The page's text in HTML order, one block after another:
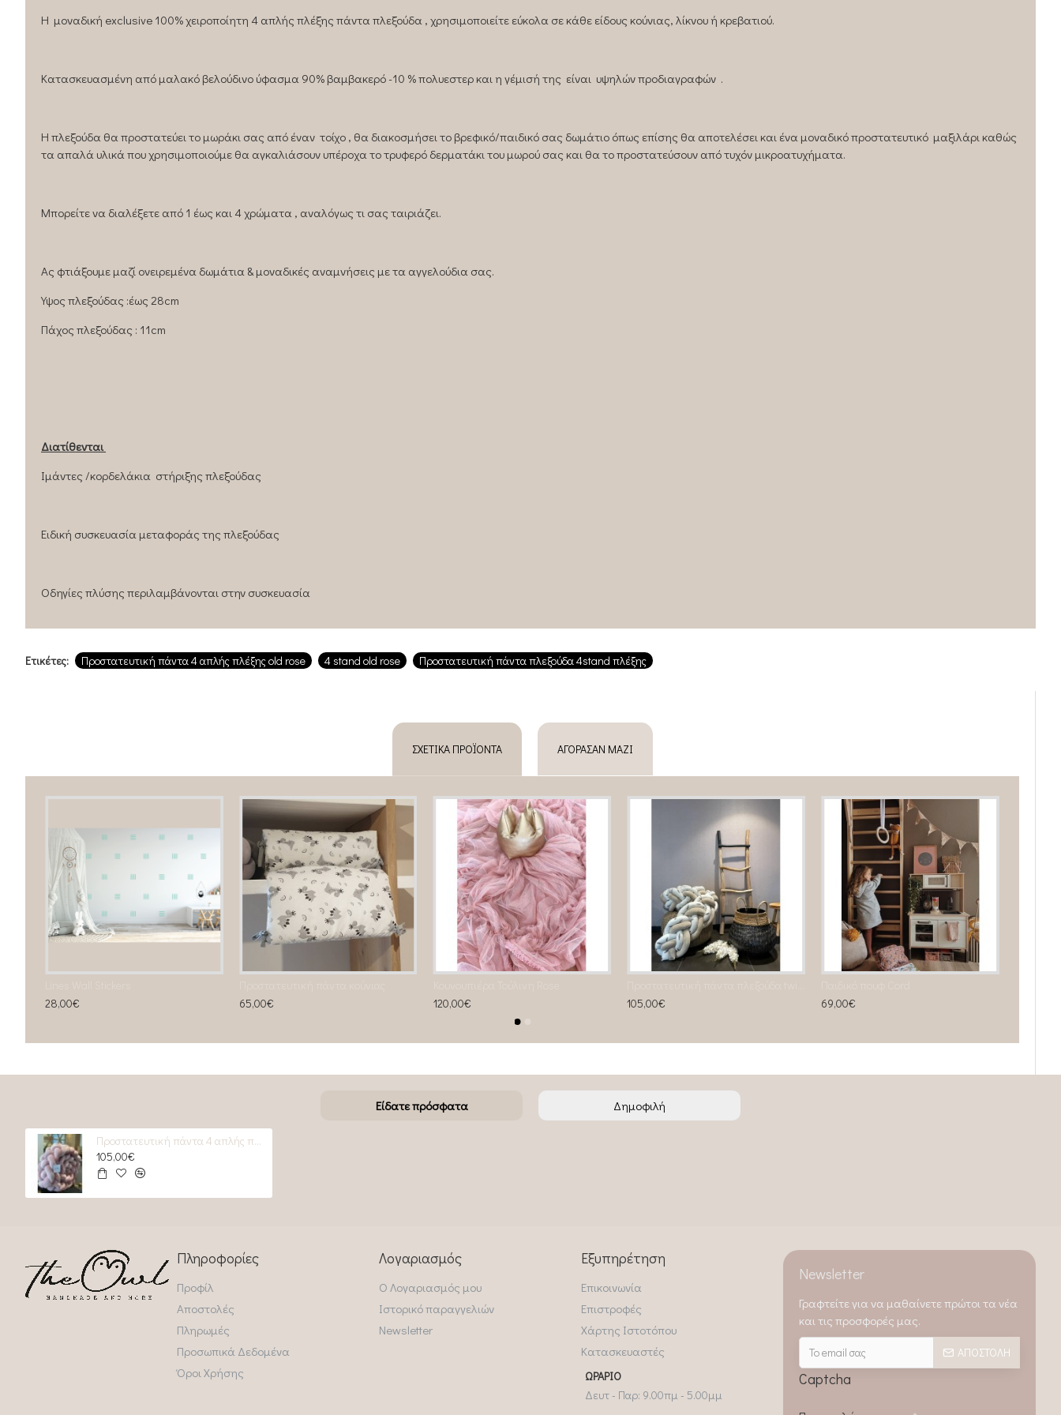
H μοναδική exclusive 100% χειροποίητη 4 απλής πλέξης πάντα πλεξούδα , χρησιμοποιείτε εύκολα σε κάθε είδους κούνιας, λίκνου ή κρεβατιού.
Κατασκευασμένη από μαλακό βελούδινο ύφασμα 90% βαμβακερό -10 % πολυεστερ και η γέμισή της είναι υψηλών προδιαγραφών .
Η πλεξούδα θα προστατεύει το μωράκι σας από έναν τοίχο , θα διακοσμήσει το βρεφικό/παιδικό σας δωμάτιο όπως επίσης θα αποτελέσει και ένα μοναδικό προστατευτικό μαξιλάρι καθώς
τα απαλά υλικά που χρησιμοποιούμε θα αγκαλιάσουν υπέροχα το τρυφερό δερματάκι του μωρού σας και θα το προστατεύσουν από τυχόν μικροατυχήματα.
Μπορείτε να διαλέξετε από 1 έως και 4 χρώματα , αναλόγως τι σας ταιριάζει.
Ας φτιάξουμε μαζί ονειρεμένα δωμάτια & μοναδικές αναμνήσεις με τα αγγελούδια σας.
Υψος πλεξούδας :έως 28cm
Πάχος πλεξούδας : 11cm
Διατίθενται
Ιμάντες /κορδελάκια στήριξης πλεξούδας
Ειδική συσκευασία μεταφοράς της πλεξούδας
Οδηγίες πλύσης περιλαμβάνονται στην συσκευασία
Ετικέτες: Προστατευτική πάντα 4 απλής πλέξης old rose 4 stand old rose Προστατευτική πάντα πλεξούδα 4stand πλέξης
ΣΧΕΤΙΚΆ ΠΡΟΪΌΝΤΑ ΑΓΌΡΑΣΑΝ ΜΑΖΊ
28,00€
65,00€
120,00€
105,00€
69,00€
Είδατε πρόσφατα Δημοφιλή
Προστατευτική πάντα 4 απλής πλέξης old rose
105,00€
Πληροφορίες
Προφίλ
Αποστολές
Πληρωμές
Προσωπικά Δεδομένα
Όροι Χρήσης
Λογαριασμός
Ο Λογαριασμός μου
Ιστορικό παραγγελιών
Newsletter
Εξυπηρέτηση
Επικοινωνία
Επιστροφές
Χάρτης Ιστοτόπου
Κατασκευαστές
ΩΡΆΡΙΟ
Δευτ - Παρ: 9.00πμ - 5.00μμ
Newsletter
Γραφτείτε για να μαθαίνετε πρώτοι τα νέα
και τις προσφορές μας.
ΑΠΟΣΤΟΛΉ
Captcha